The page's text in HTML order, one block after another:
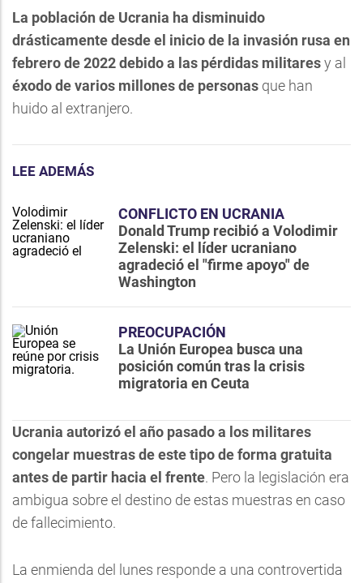
La población de Ucrania ha disminuido
drásticamente desde el inicio de la invasión rusa en
febrero de 2022 debido a las pérdidas militaresy al
éxodo de varios millones de personas que han
huido al extranjero.
LEE ADEMÁS
CONFLICTO EN UCRANIA
Donald Trump recibió a Volodimir
Zelenski: el líder ucraniano
agradeció el "firme apoyo" de
Washington
PREOCUPACIÓN
La Unión Europea busca una
posición común tras la crisis
migratoria en Ceuta
Ucrania autorizó el año pasado a los militares
congelar muestras de este tipo de forma gratuita
antes de partir hacia el frente. Pero la legislación era
ambigua sobre el destino de estas muestras en caso
de fallecimiento.
La enmienda del lunes responde a una controvertida